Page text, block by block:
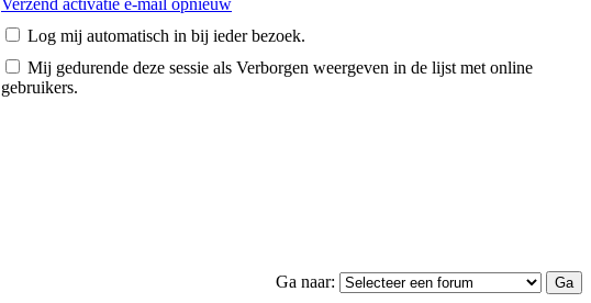
Verzend activatie e-mail opnieuw
Log mij automatisch in bij ieder bezoek.
Mij gedurende deze sessie als Verborgen weergeven in de lijst met online
gebruikers.
Ga naar: